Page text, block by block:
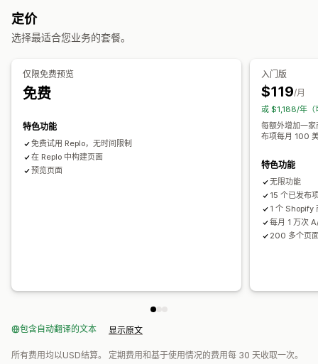
联系页面
个人简介链接页面 评论页面
模板 草稿页面
自定义代码
AI 生成 SEO A/B 测试
跟踪
活动日志
定价
选择最适合您业务的套餐。
仅限免费预览
免费
特色功能
免费试用 Replo，无时间限制
在 Replo 中构建页面
预览页面
入门版
$119/月
或 $1,188/年（
每额外增加一
布项每月 100
特色功能
无限功能
15 个已发布
1 个 Shopify
每月 1 万次
200 多个页
包含自动翻译的文本 显示原文
所有费用均以USD结算。 定期费用和基于使用情况的费用每 30 天收取一次。